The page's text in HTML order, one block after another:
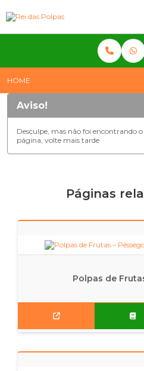
HOME
Aviso!
Desculpe, mas não foi encontrando
página, volte mais tarde
Páginas
Polpas de